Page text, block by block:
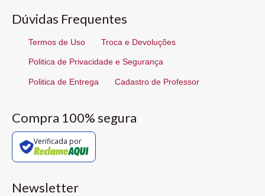
Dúvidas Frequentes
Termos de Uso Troca e Devoluções
Politica de Privacidade e Segurança
Politica de Entrega Cadastro de Professor
Compra 100% segura
Verificada por
Newsletter